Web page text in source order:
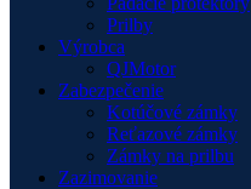
Prilby
Výrobca
QJMotor
Zabezpečenie
Kotúčové zámky
Reťazové zámky
Zámky na prilbu
Zazimovanie